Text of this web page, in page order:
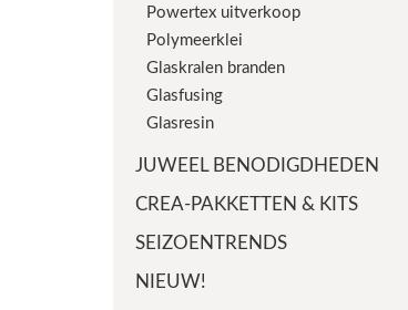
Powertex uitverkoop
Polymeerklei
Glaskralen branden
Glasfusing
Glasresin
JUWEEL BENODIGDHEDEN
CREA-PAKKETTEN & KITS
SEIZOENTRENDS
NIEUW!